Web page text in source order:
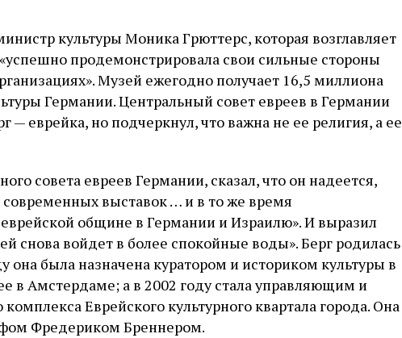
культуры Моника Грюттерс, которая возглавляет
«успешно продемонстрировала свои сильные стороны
Музей ежегодно получает 16,5 миллиона
Германии. Центральный совет евреев в Германии
— еврейка, но подчеркнул, что важна не ее религия, а ее
совета евреев Германии, сказал, что он надеется,
выставок … и в то же время
общине в Германии и Израилю». И выразил
снова войдет в более спокойные воды». Берг родилась
она была назначена куратором и историком культуры в
в Амстердаме; а в 2002 году стала управляющим и
Еврейского культурного квартала города. Она
Фредериком Бреннером.